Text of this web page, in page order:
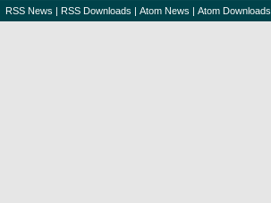
RSS News | RSS Downloads | Atom News | Atom Downloads